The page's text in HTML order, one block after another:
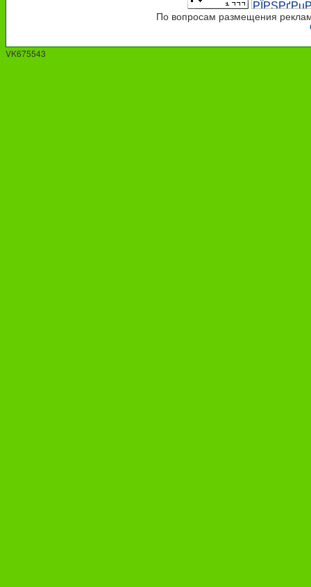
По вопросам размещения
VK675543